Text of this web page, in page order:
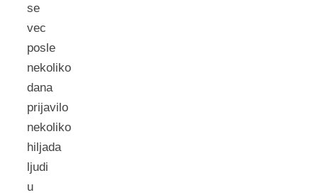
se
vec
posle
nekoliko
dana
prijavilo
nekoliko
hiljada
ljudi
u